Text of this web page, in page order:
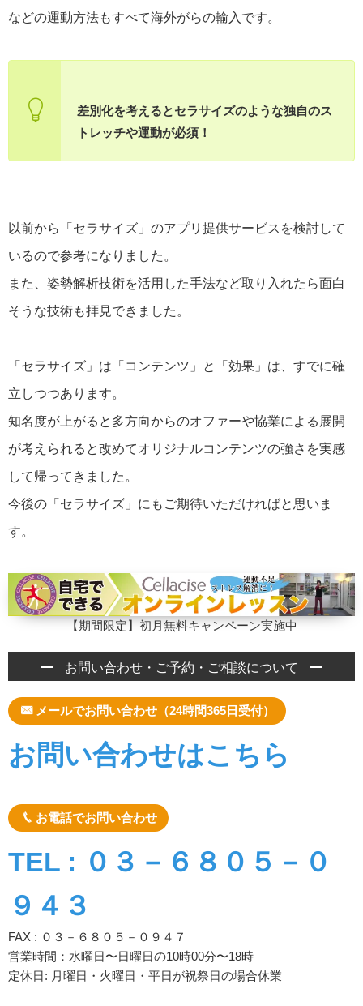
などの運動方法もすべて海外がらの輸入です。
差別化を考えるとセラサイズのような独自のス
トレッチや運動が必須！
以前から「セラサイズ」のアプリ提供サービスを検討して
いるので参考になりました。
また、姿勢解析技術を活用した手法など取り入れたら面白
そうな技術も拝見できました。
「セラサイズ」は「コンテンツ」と「効果」は、すでに確
立しつつあります。
知名度が上がると多方向からのオファーや協業による展開
が考えられると改めてオリジナルコンテンツの強さを実感
して帰ってきました。
今後の「セラサイズ」にもご期待いただければと思いま
す。
【期間限定】初月無料キャンペーン実施中
お問い合わせ・ご予約・ご相談について
メールでお問い合わせ（24時間365日受付）
お問い合わせはこちら
お電話でお問い合わせ
TEL : ０３－６８０５－０
９４３
FAX : ０３－６８０５－０９４７
営業時間：水曜日〜日曜日の10時00分〜18時
定休日: 月曜日・火曜日・平日が祝祭日の場合休業